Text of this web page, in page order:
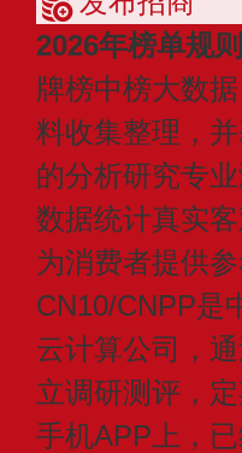
2026年榜单规
牌榜中榜大数
料收集整理，
的分析研究专
数据统计真实
为消费者提供
CN10/CNPP是
云计算公司，
立调研测评，
手机APP上，